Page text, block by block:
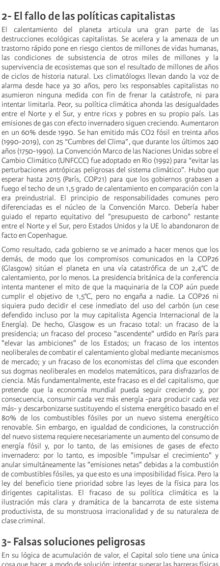
2- El fallo de las políticas capitalistas
El calentamiento del planeta articula una gran parte de las
destrucciones ecológicas capitalistas. Se acelera y la amenaza de un
trastorno rápido pone en riesgo cientos de millones de vidas humanas,
las condiciones de subsistencia de otros miles de millones y la
supervivencia de ecosistemas que son el resultado de millones de años
de ciclos de historia natural. Lxs climatólogxs llevan dando la voz de
alarma desde hace ya 30 años, pero lxs responsables capitalistas no
asumieron ninguna medida con fin de frenar la catástrofe, ni para
intentar limitarla. Peor, su política climática ahonda las desigualdades
entre el Norte y el Sur, y entre ricxs y pobres en su propio país. Las
emisiones de gas con efecto invernadero siguen creciendo. Aumentaron
en un 60% desde 1990. Se han emitido más CO2 fósil en treinta años
(1990-2019), con 25 “Cumbres del Clima”, que durante los últimos 240
años (1750-1990). La Convención Marco de las Naciones Unidas sobre el
Cambio Climático (UNFCCC) fue adoptado en Rio (1992) para “evitar las
perturbaciones antrópicas peligrosas del sistema climático”. Hubo que
esperar hasta 2015 (París, COP21) para que los gobiernos grabasen a
fuego el techo de un 1,5 grado de calentamiento en comparación con la
era preindustrial. El principio de responsabilidades comunes pero
diferenciadas es el núcleo de la Convención Marco. Debería haber
guiado el reparto equitativo del "presupuesto de carbono" restante
entre el Norte y el Sur, pero Estados Unidos y la UE lo abandonaron de
facto en Copenhague.
Como resultado, cada gobierno se ve animado a hacer menos que los
demás, de modo que los compromisos comunicados en la COP26
(Glasgow) sitúan el planeta en una vía catastrófica de un 2,4°C de
calentamiento, por lo menos. La presidencia británica de la conferencia
intenta mantener el mito de que la maquinaria de la COP aún puede
cumplir el objetivo de 1,5°C, pero no engaña a nadie. La COP26 ni
siquiera pudo decidir el cese inmediato del uso del carbón (un cese
defendido incluso por la muy capitalista Agencia Internacional de la
Energía). De hecho, Glasgow es un fracaso total: un fracaso de la
presidencia; un fracaso del proceso "ascendente" urdido en París para
"elevar las ambiciones" de los Estados; un fracaso de los intentos
neoliberales de combatir el calentamiento global mediante mecanismos
de mercado; y un fracaso de los economistas del clima que esconden
sus dogmas neoliberales en modelos matemáticos, para disfrazarlos de
ciencia. Más fundamentalmente, este fracaso es el del capitalismo, que
pretende que la economía mundial pueda seguir creciendo y, por
consecuencia, consumir cada vez más energía -para producir cada vez
más- y descarbonizarse sustituyendo el sistema energético basado en el
80% de los combustibles fósiles por un nuevo sistema energético
renovable. Sin embargo, en igualdad de condiciones, la construcción
del nuevo sistema requiere necesariamente un aumento del consumo de
energía fósil y, por lo tanto, de las emisiones de gases de efecto
invernadero: por lo tanto, es imposible "impulsar el crecimiento" y
anular simultáneamente las "emisiones netas" debidas a la combustión
de combustibles fósiles, ya que esto es una imposibilidad física. Pero la
ley del beneficio tiene prioridad sobre las leyes de la física para los
dirigentes capitalistas. El fracaso de su política climática es la
ilustración más clara y dramática de la bancarrota de este sistema
productivista, de su monstruosa irracionalidad y de su naturaleza de
clase criminal.
3- Falsas soluciones peligrosas
En su lógica de acumulación de valor, el Capital solo tiene una única